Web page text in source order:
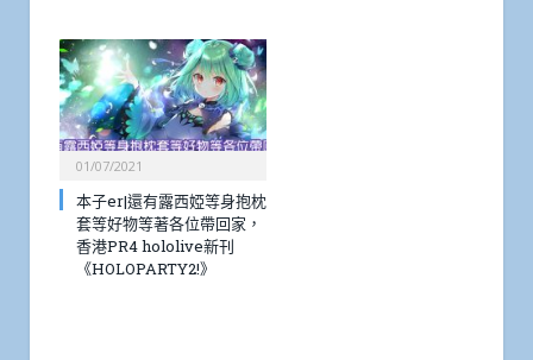
01/07/2021
本子er|還有露西婭等身抱枕
套等好物等著各位帶回家，
香港PR4 hololive新刊
《HOLOPARTY2!》